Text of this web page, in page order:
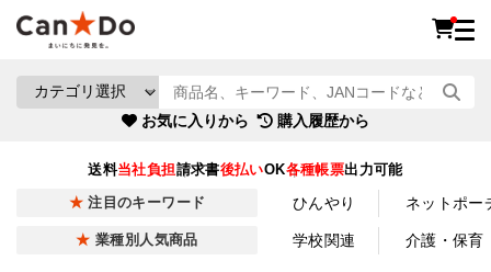
お気に入りから 購入履歴から
送料当社負担請求書後払いOK各種帳票出力可能
注目のキーワード ひんやり ネットポー
業種別人気商品 学校関連 介護・保育